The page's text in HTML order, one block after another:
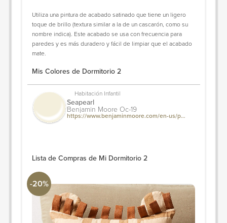
Utiliza una pintura de acabado satinado que tiene un ligero
toque de brillo (textura similar a la de un cascarón, como su
nombre indica). Este acabado se usa con frecuencia para
paredes y es más duradero y fácil de limpiar que el acabado
mate.
Mis Colores de Dormitorio 2
Habitación Infantil
Seapearl
Benjamin Moore Oc-19
https://www.benjaminmoore.com/en-us/paint-colors/color/oc-19/seapearl
Lista de Compras de Mi Dormitorio 2
-20%
Jaipur Living
Lion Face Striped Embroidered Kids Throw Pillow
Ancho: 16" Profundidad: 16"
PIDE Y AHORRA